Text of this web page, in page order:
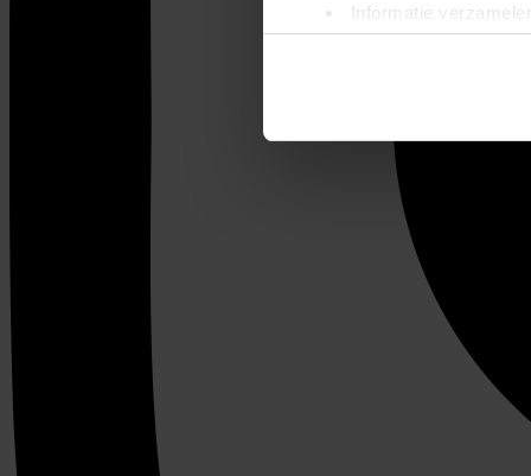
Informatie
Uw apparaat
Lees meer over hoe uw
We gebruiken cookies om
websiteverkeer te
media, adverteren en
verstrekt of die ze hebben